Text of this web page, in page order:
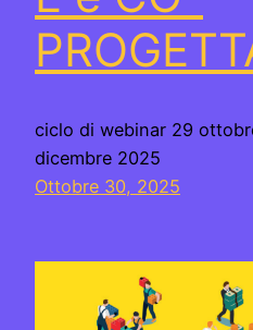
ciclo di webinar 29
dicembre 2025
Ottobre 30, 2025